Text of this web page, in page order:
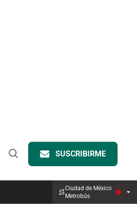
Open
SUSCRIBIRME
Ciudad de México
Metrobús